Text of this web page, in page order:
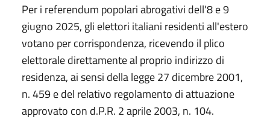
Per i referendum popolari abrogativi dell'8 e 9
giugno 2025, gli elettori italiani residenti all'estero
votano per corrispondenza, ricevendo il plico
elettorale direttamente al proprio indirizzo di
residenza, ai sensi della legge 27 dicembre 2001,
n. 459 e del relativo regolamento di attuazione
approvato con d.P.R. 2 aprile 2003, n. 104.